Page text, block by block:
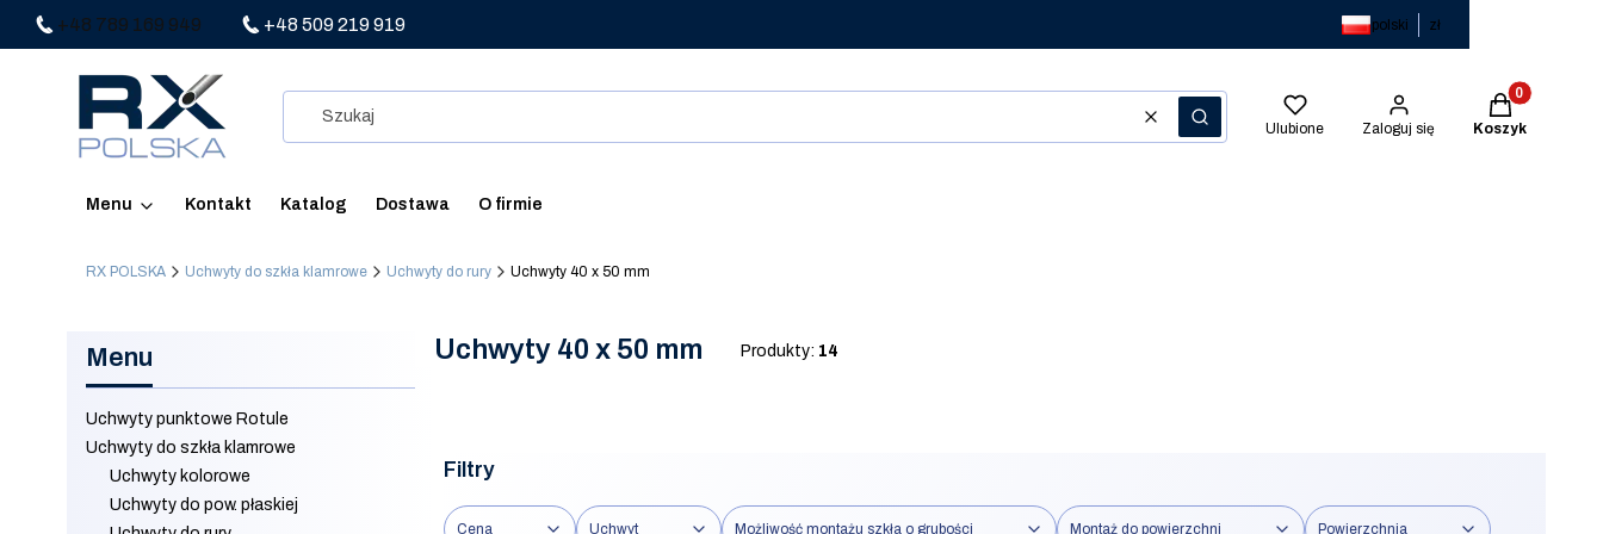
+48 789 169 949 +48 509 219 919 polski zł
WyczyśćSzukaj Ulubione Zaloguj się
Produkty w
Koszyk
Menu Kontakt Katalog Dostawa O firmie
RX POLSKA Uchwyty do szkła klamrowe Uchwyty do rury Uchwyty 40 x 50 mm
Menu
Uchwyty punktowe Rotule
Uchwyty do szkła klamrowe
Uchwyty kolorowe
Uchwyty do pow. płaskiej
Uchwyty 40 x 50 mm Produkty: 14
Filtry
Cena Uchwyt Możliwość montażu szkła o grubości Montaż do powierzchni Powierzchnia